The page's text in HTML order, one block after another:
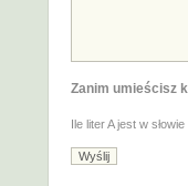
Zanim umieścisz
Ile liter A jest w